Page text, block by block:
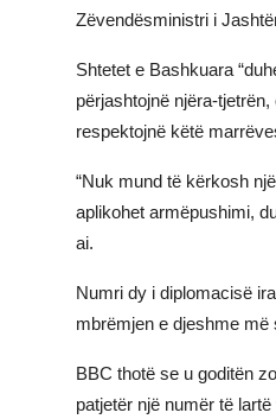
Zëvendësministri i
Shtetet e Bashkuara
përjashtojnë njëra-
respektojnë këtë
“Nuk mund të kërkosh
aplikohet armëpushimi,
ai.
Numri dy i diplomacisë
mbrëmjen e djeshme më
BBC thotë se u goditën
patjetër një numër të